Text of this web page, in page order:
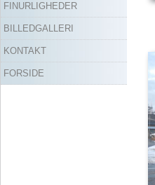
FINURLIGHEDER
BILLEDGALLERI
KONTAKT
FORSIDE